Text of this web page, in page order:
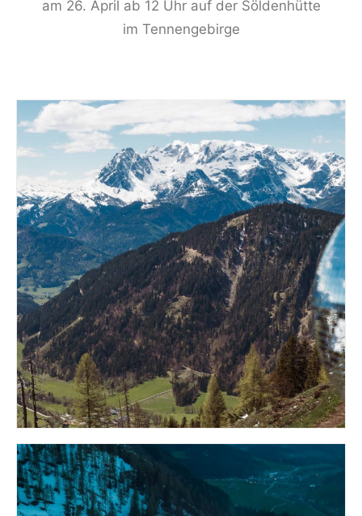
am 26. April ab 12 Uhr auf der Söldenhütte
im Tennengebirge